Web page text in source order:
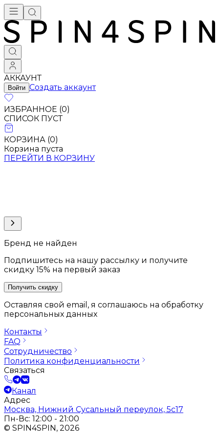
АККАУНТ
Войти Создать аккаунт
ИЗБРАННОЕ (0)
СПИСОК ПУСТ
КОРЗИНА (0)
Корзина пуста
ПЕРЕЙТИ В КОРЗИНУ
Бренд не найден
Подпишитесь на нашу рассылку и получите
скидку 15% на первый заказ
Получить скидку
Оставляя свой email, я соглашаюсь на обработку
персональных данных
Контакты
FAQ
Сотрудничество
Политика конфиденциальности
Связаться
Канал
Адрес
Москва, Нижний Сусальный переулок, 5с17
Пн-Вс: 12:00 - 21:00
© SPIN4SPIN, 2026
Брендовая одежда - купить в Москве